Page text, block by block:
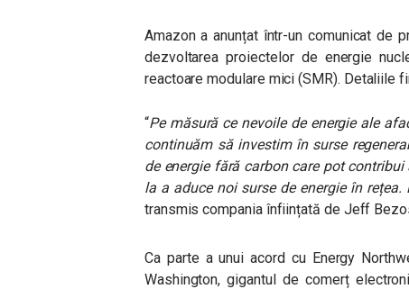
Amazon a anunțat într-un comunicat de
dezvoltarea proiectelor de energie
reactoare modulare mici (SMR). Detaliile
“Pe măsură ce nevoile de energie ale
continuăm să investim în surse
de energie fără carbon care pot
la a aduce noi surse de energie în
transmis compania înființată de Jeff
Ca parte a unui acord cu Energy
Washington, gigantul de comerț